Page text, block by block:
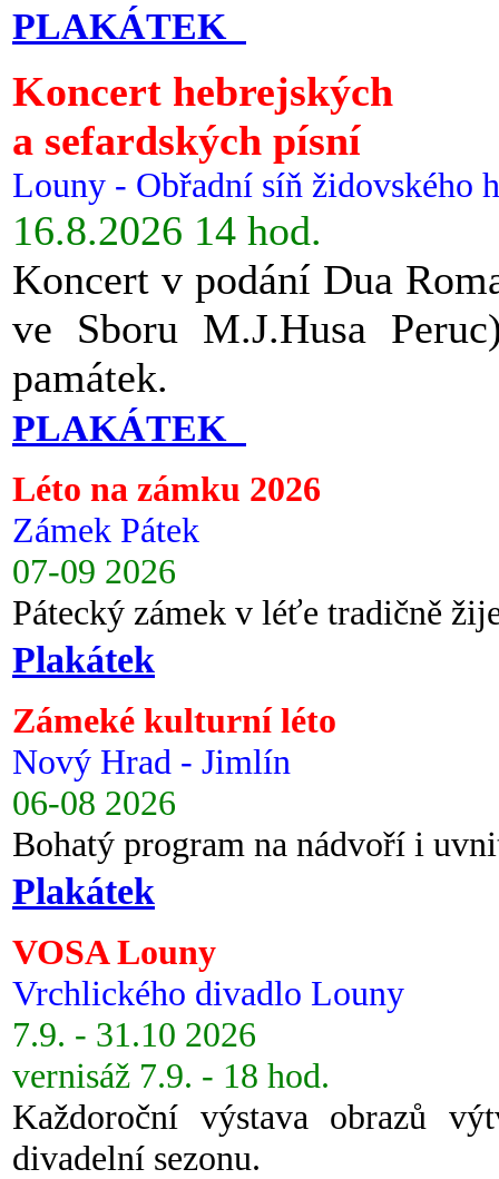
PLAKÁTEK
Koncert hebrejských
a sefardských písní
Louny - Obřadní síň židovského
16.8.2026 14 hod.
Koncert v podání Dua
ve Sboru M.J.Husa
památek.
PLAKÁTEK
Léto na zámku 2026
Zámek Pátek
07-09 2026
Pátecký zámek v léťe tradičně
Plakátek
Zámeké kulturní léto
Nový Hrad - Jimlín
06-08 2026
Bohatý program na nádvoří i
Plakátek
VOSA Louny
Vrchlického divadlo Louny
7.9. - 31.10 2026
vernisáž 7.9. - 18 hod.
Každoroční výstava obrazů
divadelní sezonu.